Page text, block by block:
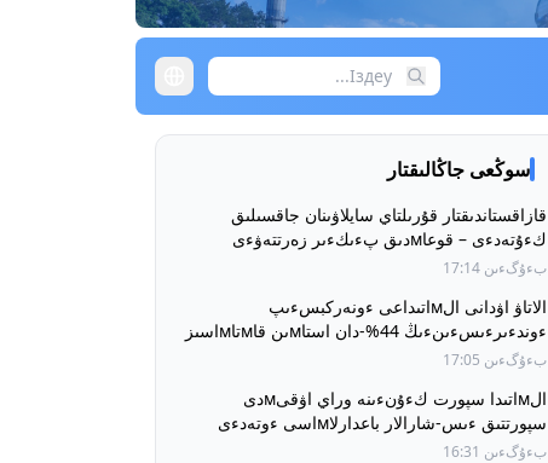
سوڭعى جاڭالىقتار
قازاقستاندىقتار قۇرىلتاي سايلاۋىنان جاقسىلىق
كءۇتەدءى – قوعاмدىق پءىكءىر زەرتتەۋءى
بءۇگءىن 17:14
الاتاۋ اۋدانى الмاتىداعى ءونەركبسءىپ
ءوندءىرءىسءىنءىڭ 44%-دان استاмىن قاмتاмاسىز
ەتءىپ وتىر
بءۇگءىن 17:05
الмاتىدا سپورت كءۇنءىنە وراي اۋقىмدى
سپورتتىق ءىس-شارالار باعدارلاмاسى ءوتەدءى
بءۇگءىن 16:31